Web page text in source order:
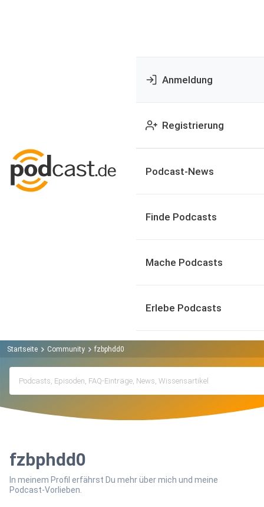
Anmeldung
Registrierung
Podcast-News
Finde Podcasts
Mache Podcasts
Erlebe Podcasts
Startseite Community fzbphdd0
fzbphdd0
In meinem Profil erfährst Du mehr über mich und meine
Podcast-Vorlieben.